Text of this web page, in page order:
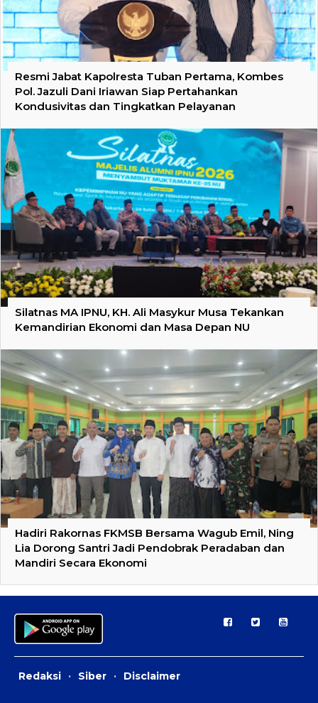
Resmi Jabat Kapolresta Tuban Pertama, Kombes
Pol. Jazuli Dani Iriawan Siap Pertahankan
Kondusivitas dan Tingkatkan Pelayanan
Silatnas MA IPNU, KH. Ali Masykur Musa Tekankan
Kemandirian Ekonomi dan Masa Depan NU
Hadiri Rakornas FKMSB Bersama Wagub Emil, Ning
Lia Dorong Santri Jadi Pendobrak Peradaban dan
Mandiri Secara Ekonomi
Redaksi · Siber · Disclaimer